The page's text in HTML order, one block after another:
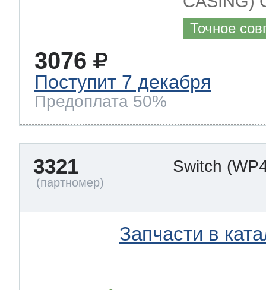
Точное
3076
Поступит 7 декабря
Предоплата 50%
3321 Switch
Запчасти в